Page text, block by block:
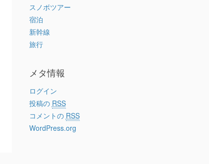
スノボツアー
宿泊
新幹線
旅行
メタ情報
ログイン
投稿の RSS
コメントの RSS
WordPress.org